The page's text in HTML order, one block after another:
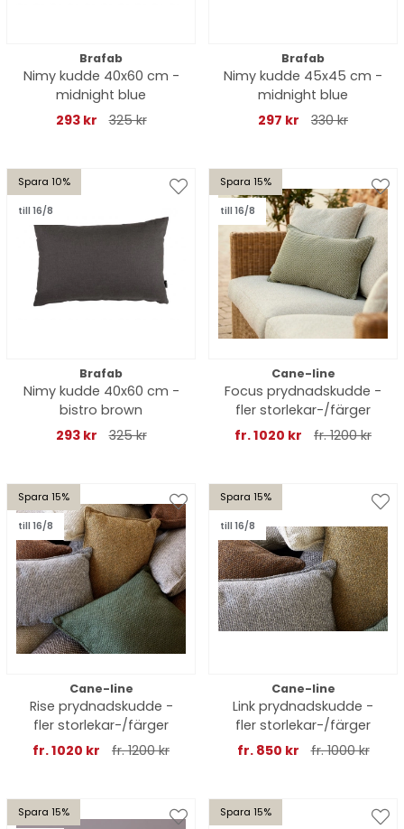
Brafab
Nimy kudde 40x60 cm -
midnight blue
293 kr
325 kr
Brafab
Nimy kudde 45x45 cm -
midnight blue
297 kr
330 kr
Spara 10%
till 16/8
Brafab
Nimy kudde 40x60 cm -
bistro brown
293 kr
325 kr
Spara 15%
till 16/8
Cane-line
Focus prydnadskudde -
fler storlekar-/färger
fr. 1020 kr
fr. 1200 kr
Spara 15%
till 16/8
Cane-line
Rise prydnadskudde -
fler storlekar-/färger
fr. 1020 kr
fr. 1200 kr
Spara 15%
till 16/8
Cane-line
Link prydnadskudde -
fler storlekar-/färger
fr. 850 kr
fr. 1000 kr
Spara 15% Spara 15%